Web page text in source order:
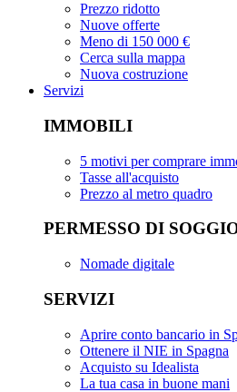
Prezzo ridotto
Nuove offerte
Meno di 150 000 €
Cerca sulla mappa
Nuova costruzione
Servizi
IMMOBILI
5 motivi per comprare
Tasse all'acquisto
Prezzo al metro quadro
PERMESSO DI
Nomade digitale
SERVIZI
Aprire conto bancario in
Ottenere il NIE in Spagna
Acquisto su Idealista
La tua casa in buone mani